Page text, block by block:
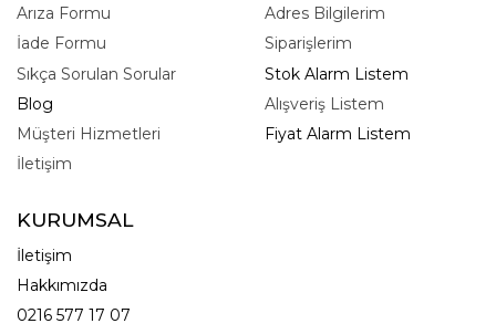
Arıza Formu
İade Formu
Sıkça Sorulan Sorular
Blog
Müşteri Hizmetleri
İletişim
Adres Bilgilerim
Siparişlerim
Stok Alarm Listem
Alışveriş Listem
Fiyat Alarm Listem
KURUMSAL
İletişim
Hakkımızda
0216 577 17 07